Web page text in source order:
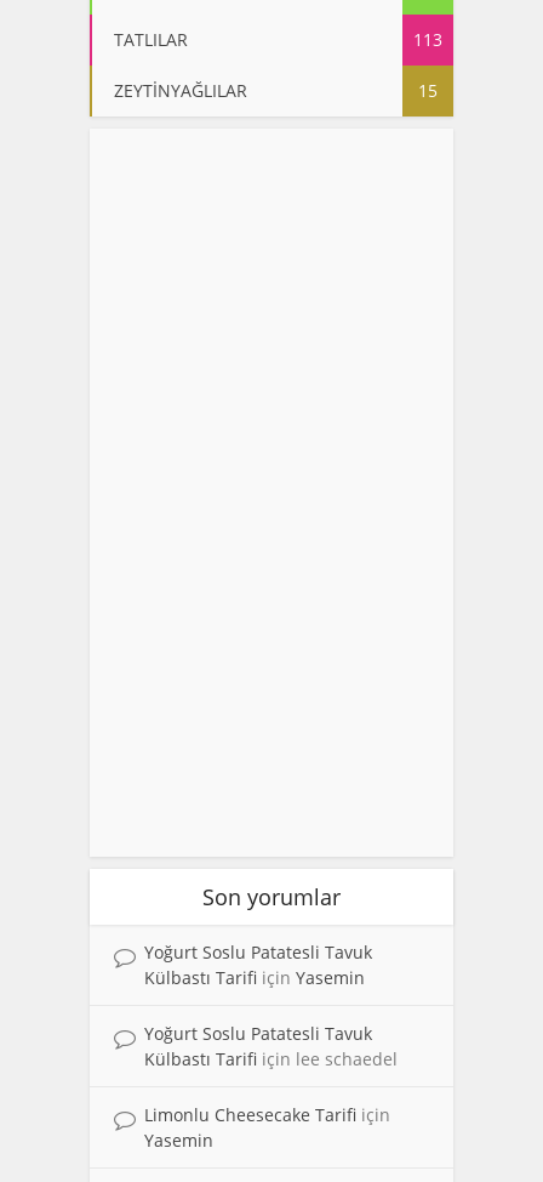
TATLILAR 113
ZEYTİNYAĞLILAR 15
Son yorumlar
Yoğurt Soslu Patatesli Tavuk
Külbastı Tarifi için Yasemin
Yoğurt Soslu Patatesli Tavuk
Külbastı Tarifi için lee schaedel
Limonlu Cheesecake Tarifi için
Yasemin